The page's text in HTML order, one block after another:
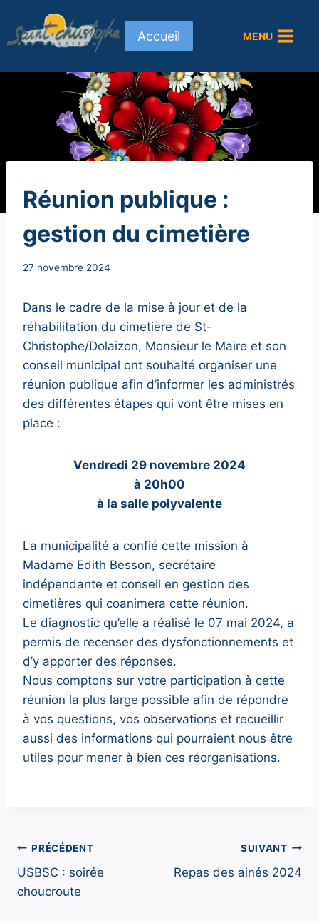
contenu
Accueil MENU
NON
CLASSÉ
Réunion publique :
gestion du cimetière
Par
27 novembre 2024
Dans le cadre de la mise à jour et de la
réhabilitation du cimetière de St-
Christophe/Dolaizon, Monsieur le Maire et son
conseil municipal ont souhaité organiser une
réunion publique afin d’informer les administrés
des différentes étapes qui vont être mises en
place :
Vendredi 29 novembre 2024
à 20h00
à la salle polyvalente
La municipalité a confié cette mission à
Madame Edith Besson, secrétaire
indépendante et conseil en gestion des
cimetières qui coanimera cette réunion.
Le diagnostic qu’elle a réalisé le 07 mai 2024, a
permis de recenser des dysfonctionnements et
d’y apporter des réponses.
Nous comptons sur votre participation à cette
réunion la plus large possible afin de répondre
à vos questions, vos observations et recueillir
aussi des informations qui pourraient nous être
utiles pour mener à bien ces réorganisations.
Navigation
de
PRÉCÉDENT
USBSC : soirée
choucroute
SUIVANT
Repas des ainés 2024